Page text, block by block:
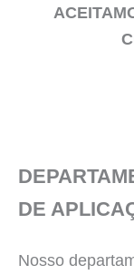
DE
Nosso